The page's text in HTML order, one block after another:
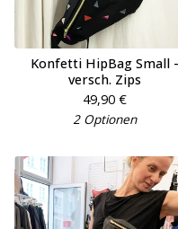
Konfetti HipBag Small -
versch. Zips
49,90 €
2 Optionen